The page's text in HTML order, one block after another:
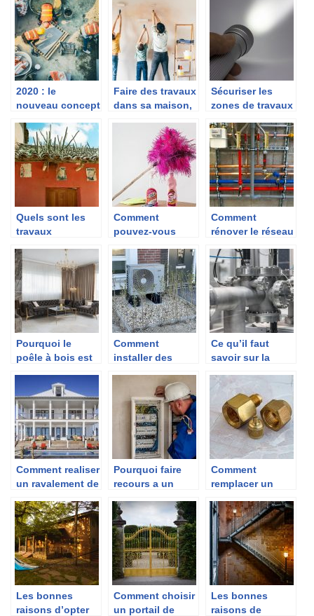
eau électrique!
2020 : le
nouveau concept
locatif
Faire des travaux
dans sa maison,
comment ?
Sécuriser les
zones de travaux
visibilité .
Quels sont les
travaux
sur votre toiture
?
Comment
pouvez-vous
maison?
Comment
rénover le réseau
votre maison ?
Pourquoi le
poêle à bois est
comme un
système de
chauffage
écologique ?
Comment
installer des
chaleur ?
Ce qu’il faut
savoir sur la
relevage pour
eaux usees
Comment realiser
un ravalement de
Pourquoi faire
recours a un
Comment
remplacer un
plomberie ?
Les bonnes
raisons d’opter
Comment choisir
un portail de
Les bonnes
raisons de